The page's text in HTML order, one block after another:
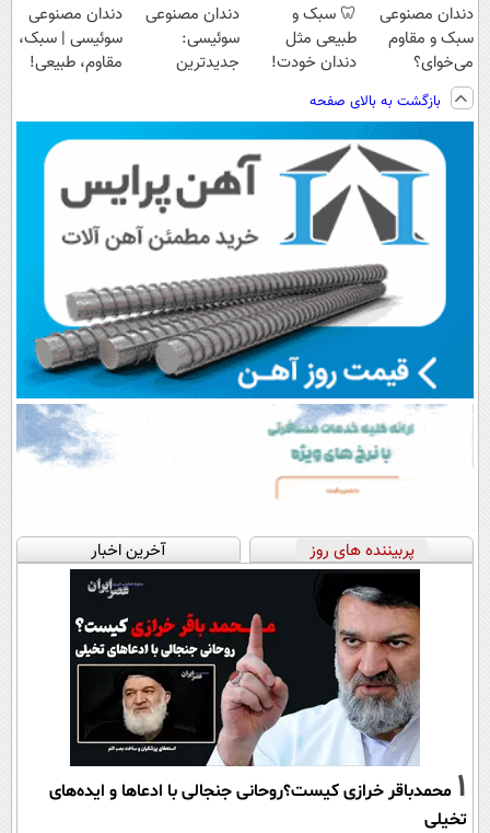
دندان مصنوعی
سبک و مقاوم
می‌خوای؟
پرداخت اقساطی
هم داریم!😍 |
📍تهران
🦷 سبک و
طبیعی مثل
دندان خودت!
پرداخت اقساطی
💳 📍 تهران
دندان مصنوعی
سوئیسی:
جدیدترین
پرداخت قسطی
دندان مصنوعی
سوئیسی | سبک،
مقاوم، طبیعی!
اقساطی😍
بازگشت به بالای صفحه
پربیننده های روز آخرین اخبار
1 محمدباقر خرازی کیست؟روحانی جنجالی با ادعاها و ایده‌های
تخیلی